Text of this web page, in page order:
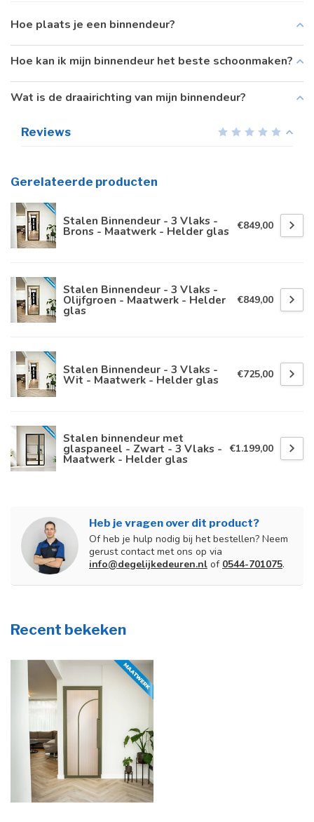
Hoe plaats je een binnendeur?
Hoe kan ik mijn binnendeur het beste schoonmaken?
Wat is de draairichting van mijn binnendeur?
Reviews
Gerelateerde producten
Stalen Binnendeur - 3 Vlaks -
Brons - Maatwerk - Helder glas €849,00
Stalen Binnendeur - 3 Vlaks -
Olijfgroen - Maatwerk - Helder
glas
€849,00
Stalen Binnendeur - 3 Vlaks -
Wit - Maatwerk - Helder glas €725,00
Stalen binnendeur met
glaspaneel - Zwart - 3 Vlaks -
Maatwerk - Helder glas
€1.199,00
Heb je vragen over dit product?
Of heb je hulp nodig bij het bestellen? Neem
gerust contact met ons op via
info@degelijkedeuren.nl of 0544-701075.
Recent bekeken